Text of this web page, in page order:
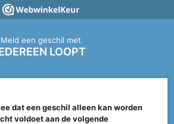
Meld een geschil met
LOOPT
dat een geschil alleen kan worden
voldoet aan de volgende